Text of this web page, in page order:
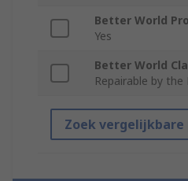
Better World
Yes
Better World
Repairable by the
Zoek